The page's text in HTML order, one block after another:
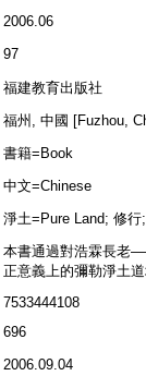
2006.06
97
福建教育出版社
福州, 中國 [Fuzhou,
書籍=Book
中文=Chinese
淨土=Pure Land; 修
本書通過對浩霖長老
正意義上的彌勒淨土
7533444108
696
2006.09.04